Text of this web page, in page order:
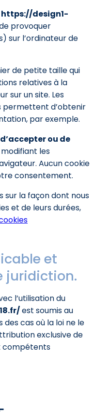
https://design1-
provoquer
sur l’ordinateur de
de petite taille qui
relatives à la
sur un site. Les
permettent d’obtenir
par exemple.
d’accepter ou de
les
Aucun cookie
consentement.
sur la façon dont nous
et de leurs durées,
et
juridiction.
l’utilisation du
est soumis au
des cas où la loi ne le
exclusive de
compétents